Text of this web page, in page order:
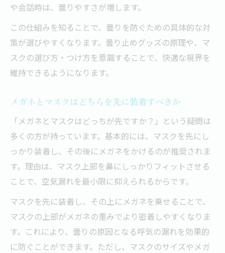
マスクメガネ曇るうざい悩みを即解決する
方法
メガネとマスクがずれる原因と防止法を解説
メガネとマスクがずれる主な原因を探る
メガネがずれにくいマスクの選び方と工夫
ト
メガネとマスクのズレ対策実践テクニック
や会話時は、曇りやすさが増します。
この仕組みを知ることで、曇りを防ぐための具体的な対
策が選びやすくなります。曇り止めグッズの原理や、マ
スクの選び方・つけ方を意識することで、快適な視界を
維持できるようになります。
メガネとマスクはどちらを先に装着すべきか
「メガネとマスクはどっちが先ですか？」という疑問は
多くの方が持っています。基本的には、マスクを先にし
っかり装着し、その後にメガネをかけるのが推奨されま
す。理由は、マスク上部を鼻にしっかりフィットさせる
ことで、空気漏れを最小限に抑えられるからです。
マスクを先に装着し、その上にメガネを乗せることで、
マスクの上部がメガネの重みでより密着しやすくなりま
す。これにより、曇りの原因となる呼気の漏れを効果的
に防ぐことができます。ただし、マスクのサイズやメガ